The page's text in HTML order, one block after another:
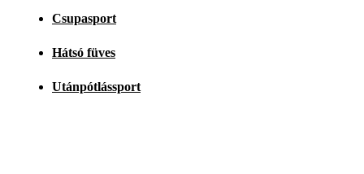
Csupasport
Hátsó füves
Utánpótlássport